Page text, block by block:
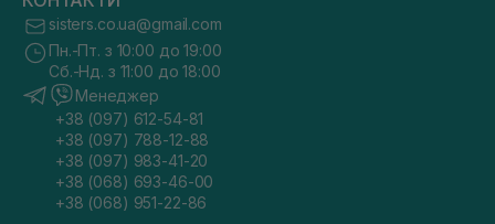
sisters.co.ua@gmail.com
Пн.-Пт. з 10:00 до 19:00
Сб.-Нд. з 11:00 до 18:00
Менеджер
+38 (097) 612-54-81
+38 (097) 788-12-88
+38 (097) 983-41-20
+38 (068) 693-46-00
+38 (068) 951-22-86